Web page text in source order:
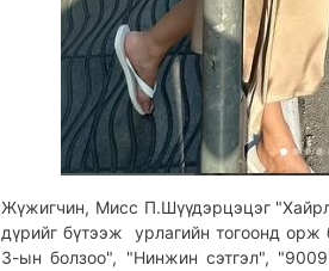
Жүжигчин, Мисс П.Шүүдэрцэцэг
дүрийг бүтээж урлагийн тогоонд орж
3-ын болзоо", "Нинжин сэтгэл",